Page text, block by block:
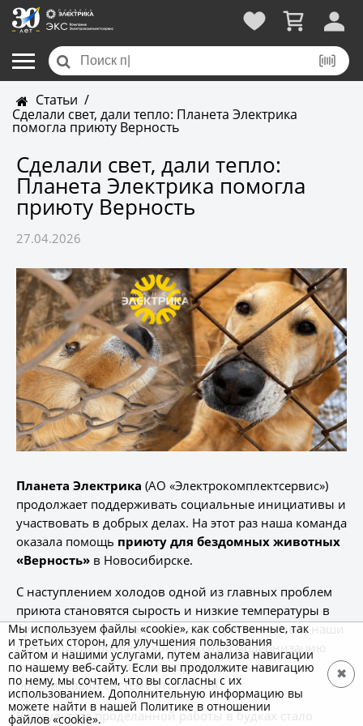
Статьи /
Сделали свет, дали тепло: Планета Электрика
помогла приюту Верность
Сделали свет, дали тепло:
Планета Электрика помогла
приюту Верность
27.04.2026
Планета Электрика (АО «Электрокомплектсервис»)
продолжает поддерживать социальные инициативы и
участвовать в добрых делах. На этот раз наша команда
оказала помощь приюту для бездомных животных
«Верность» в Новосибирске.
С наступлением холодов одной из главных проблем
приюта становятся сырость и низкие температуры в
будках. Чтобы улучшить условия для животных, наши
специалисты провели комплексную модернизацию
вольеров: заменили перегоревшие лампы и
организовали систему отопления.
В результате проделанной работы в будках стало
Мы используем файлы «cookie», как собственные, так
и третьих сторон, для улучшения пользования
сайтом и нашими услугами, путем анализа навигации
по нашему веб-сайту. Если вы продолжите навигацию
по нему, мы сочтем, что вы согласны с их
использованием. Дополнительную информацию вы
можете найти в нашей Политике в отношении
файлов «cookie».
✖